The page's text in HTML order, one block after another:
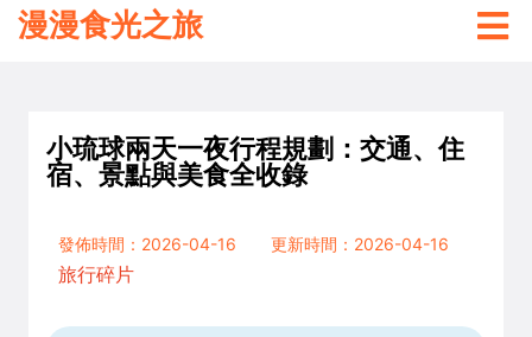
漫漫食光之旅
小琉球兩天一夜行程規劃：交通、住
宿、景點與美食全收錄
發佈時間：2026-04-16
更新時間：2026-04-16
旅行碎片